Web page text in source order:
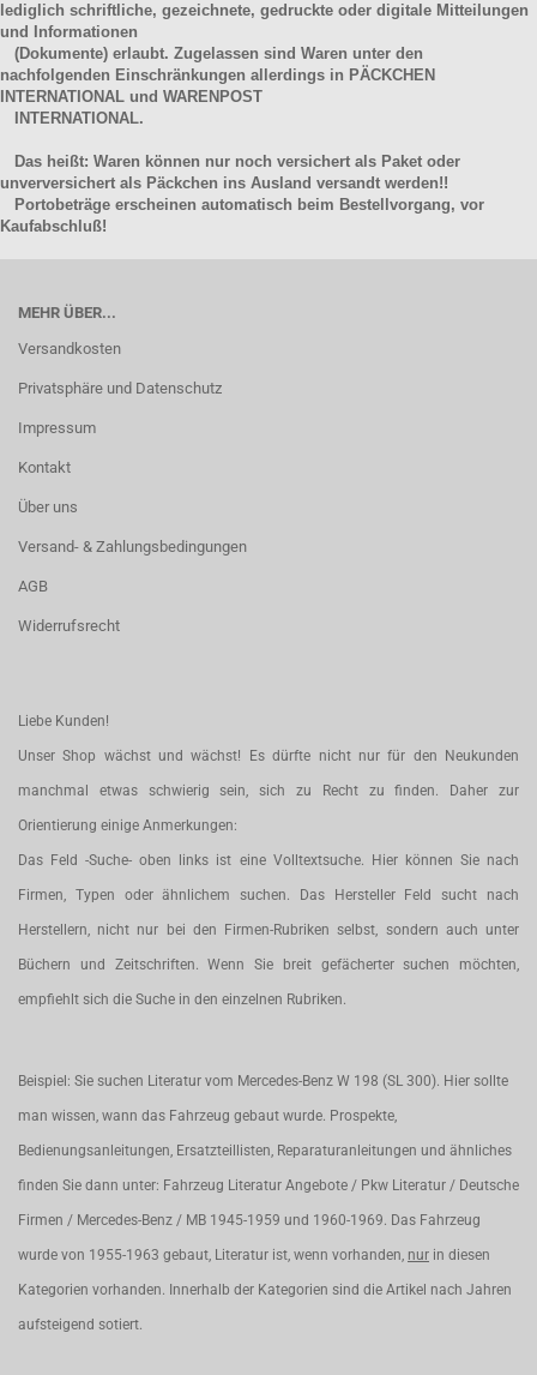
lediglich schriftliche, gezeichnete, gedruckte oder digitale Mitteilungen
und Informationen
(Dokumente) erlaubt. Zugelassen sind Waren unter den
nachfolgenden Einschränkungen allerdings in PÄCKCHEN
INTERNATIONAL und WARENPOST
INTERNATIONAL.
Das heißt: Waren können nur noch versichert als Paket oder
unverversichert als Päckchen ins Ausland versandt werden!!
Portobeträge erscheinen automatisch beim Bestellvorgang, vor
Kaufabschluß!
MEHR ÜBER...
Versandkosten
Privatsphäre und Datenschutz
Impressum
Kontakt
Über uns
Versand- & Zahlungsbedingungen
AGB
Widerrufsrecht
Liebe Kunden!
Unser Shop wächst und wächst! Es dürfte nicht nur für den Neukunden
manchmal etwas schwierig sein, sich zu Recht zu finden. Daher zur
Orientierung einige Anmerkungen:
Das Feld -Suche- oben links ist eine Volltextsuche. Hier können Sie nach
Firmen, Typen oder ähnlichem suchen. Das Hersteller Feld sucht nach
Herstellern, nicht nur bei den Firmen-Rubriken selbst, sondern auch unter
Büchern und Zeitschriften. Wenn Sie breit gefächerter suchen möchten,
empfiehlt sich die Suche in den einzelnen Rubriken.
Beispiel: Sie suchen Literatur vom Mercedes-Benz W 198 (SL 300). Hier sollte
man wissen, wann das Fahrzeug gebaut wurde. Prospekte,
Bedienungsanleitungen, Ersatzteillisten, Reparaturanleitungen und ähnliches
finden Sie dann unter: Fahrzeug Literatur Angebote / Pkw Literatur / Deutsche
Firmen / Mercedes-Benz / MB 1945-1959 und 1960-1969. Das Fahrzeug
wurde von 1955-1963 gebaut, Literatur ist, wenn vorhanden, nur in diesen
Kategorien vorhanden. Innerhalb der Kategorien sind die Artikel nach Jahren
aufsteigend sotiert.